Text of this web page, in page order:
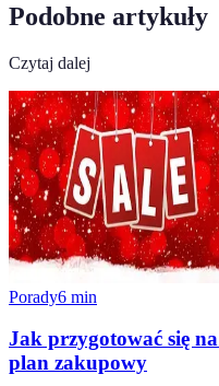
Podobne artykuły
Czytaj dalej
Porady6 min
Jak przygotować się
plan zakupowy